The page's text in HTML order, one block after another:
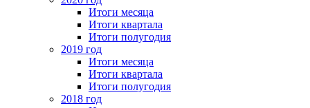
Итоги месяца
Итоги квартала
Итоги полугодия
2019 год
Итоги месяца
Итоги квартала
Итоги полугодия
2018 год